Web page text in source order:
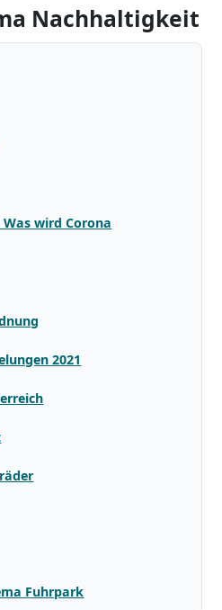
Nachhaltigkeit
wird Corona
2021
Fuhrpark